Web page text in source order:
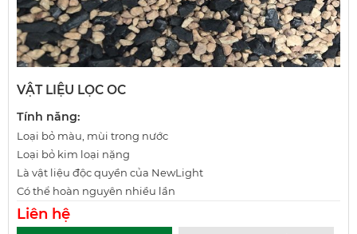
VẬT LIỆU LỌC OC
Tính năng:
Loại bỏ màu, mùi trong nước
Loại bỏ kim loại nặng
Là vật liệu độc quyền của NewLight
Có thể hoàn nguyên nhiều lần
Liên hệ